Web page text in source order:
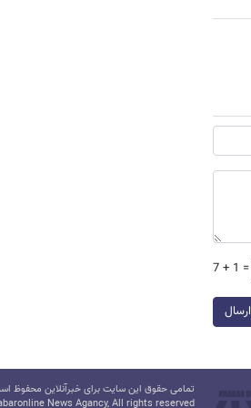
7 + 1 =
ارسال
تمامی حقوق این سایت برای خبرآنلاین محفوظ
News Agancy, All rights reserved